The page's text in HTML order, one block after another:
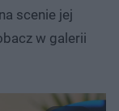
scenie jej
w galerii